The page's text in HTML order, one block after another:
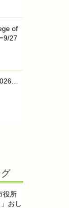
of
9/27
役所
おし